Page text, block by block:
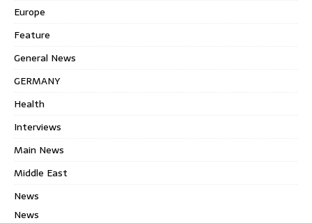
Europe
Feature
General News
GERMANY
Health
Interviews
Main News
Middle East
News
News